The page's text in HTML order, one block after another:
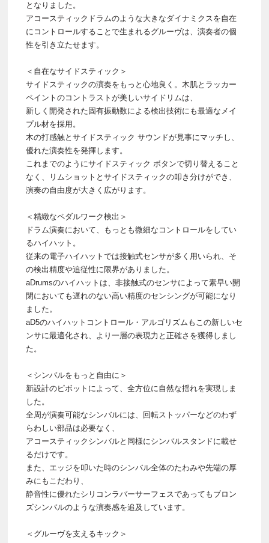
となりました。
アコースティックドラムのような大きなダイナミクスを自在
にコントロールすることで生まれるグルーヴは、演奏者の個
性を引き立たせます。
＜自在なサイドスティック＞
サイドスティックの演奏をもっと心地良く。木肌とラッカー
ペイントのコントラストが美しいサイドリムは、
新しく開発された固有振動数による検出技術にも最適なメイ
プル材を採用。
木の打感触とサイドスティック サウンドが見事にマッチし、
優れた演奏性を発揮します。
これまでのようにサイドスティック ボタンで切り替えること
なく、リムショットとサイドスティックの叩き分けができ、
演奏の自由度が大きく広がります。
＜精緻なペダルワーク検出＞
ドラム演奏において、もっとも微細なコントロールをしてい
るハイハット。
従来の電子ハイハットでは接触式センサが多く用いられ、そ
の検出精度や追従性に限界がありました。
aDrumsのハイハットは、非接触式のセンサによって素早い開
閉においても遅れのない高い精度のセンシングが可能になり
ました。
aD5のハイハットコントロール・アルゴリズムもこの新しいセ
ンサに最適化され、より一層の表現力と正確さを獲得しまし
た。
＜シンバルをもっと自由に＞
新設計のピボットによって、全方位に自然な揺れを実現しま
した。
全周が演奏可能なシンバルには、回転ストッパーなどのわず
らわしい部品は必要なく、
アコースティックシンバルと同様にシンバルスタンドに載せ
るだけです。
また、エッジを叩いた時のシンバル全体のたわみや先端の厚
みにもこだわり、
静音性に優れたシリコンラバーサーフェスであってもブロン
ズシンバルのような演奏感を追及しています。
＜グルーヴを支えるキック＞